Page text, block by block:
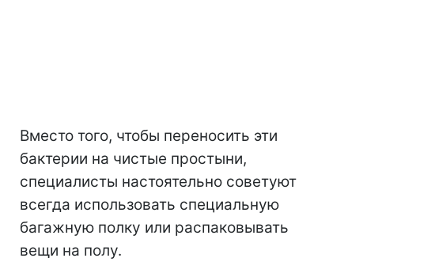
Вместо того, чтобы переносить эти
бактерии на чистые простыни,
специалисты настоятельно советуют
всегда использовать специальную
багажную полку или распаковывать
вещи на полу.